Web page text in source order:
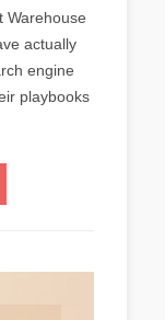
Warehouse
actually
engine
playbooks